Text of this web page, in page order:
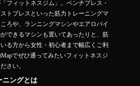
フィットネスジム」。ベンチプレス・
トプレスといった筋力トレーニングマ
ろや、ランニングマシンやエアロバイ
できるマシンも置いてあったりと、筋
る方から女性・初心者まで幅広くご利
でぜひ通ってみたいフィットネスジ
さい。
ニングとは